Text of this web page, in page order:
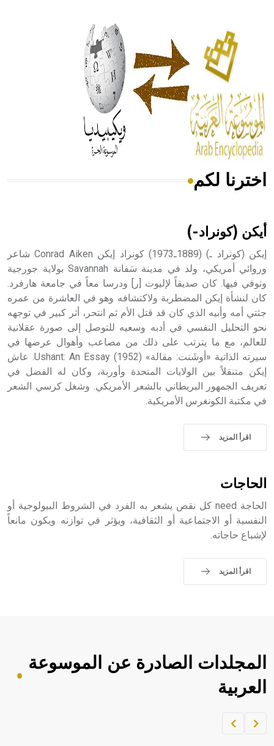
الحكم، الأدلة، تنظيم التغذية، ورسالته في جروح الرأس. ويعود
له الفضل بأنه حرر الطب من الدين والفلسفة.
- هل تعلم أن المرجان إفراز حيواني يتكون في البحر ويتركب
من مادة كربونات الكلسيوم، وهو أحمر أو شديد الحمرة وهو
أجود أنواعه، ويمتاز بكبر الحجم ويسمى الش
هل تعلم أن الأبسيد كلمة فرنسية اللفظ تم اعتمادها مصطلحاً
- هل تعلم أن أبجر Abgar اسم معروف جيداً يعود إلى عدد من
الملوك الذين حكموا مدينة إديسا (الرها) من أبجر الأول وحتى
التاسع، وهم ينتسبون إلى أسرة أوسروين
- هل تعلم أن الأبجدية الكنعانية تتألف من /22/ علامة كتابية
sign تكتب منفصلة غير متصلة، وتعتمد المبدأ الأكوروفوني،
حيث تقتصر القيمة الصوتية للعلامة الك
اخترنا لكم
أيكن (كونراد-)
إيكن (كونراد ـ) (1889ـ1973) كونراد إيكن Conrad Aiken شاعر
وروائي أمريكي، ولد في مدينة سَفانة Savannah بولاية جورجية
وتوفي فيها. كان صديقاً لإليوت [ر] ودرسا معاً في جامعة هارفرد.
كان لنشأة إيكن المضطربة ولاكتشافه وهو في العاشرة من عمره
جثتي أمه وأبيه الذي كان قد قتل الأم ثم انتحر، أثر كبير في توجهه
نحو التحليل النفسي في أدبه وسعيه للتوصل إلى صورة عقلانية
للعالم، مع ما يترتب على ذلك من مصاعب وأهوال عرضها في
سيرته الذاتية «أوشَنت: مقالة» (1952) Ushant: An Essay. عاش
إيكن متنقلاً بين الولايات المتحدة وأوربة، وكان له الفضل في
تعريف الجمهور البريطاني بالشعر الأمريكي. وشغل كرسي الشعر
في مكتبة الكونغرس الأمريكية.
اقرأ المزيد
الحاجات
الحاجة need كل نقص يشعر به الفرد في الشروط البيولوجية أو
النفسية أو الاجتماعية أو الثقافية، ويؤثر في توازنه ويكون مانعاً
لإشباع حاجاته.
اقرأ المزيد
المجلدات الصادرة عن الموسوعة
العربية